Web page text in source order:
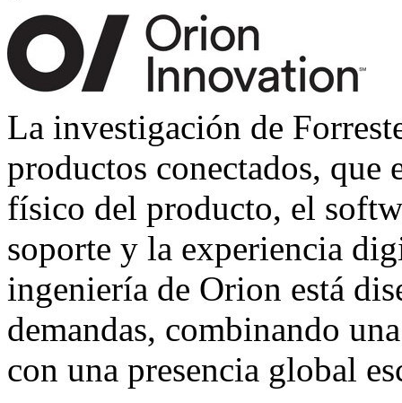
La investigación de
productos conectados, que
físico del producto, el
soporte y la experiencia
ingeniería de Orion está
demandas, combinando
con una presencia global